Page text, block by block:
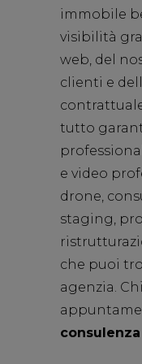
immobile
visibilità
web, del
clienti e
tutto
e video
drone,
staging,
che puoi
agenzia.